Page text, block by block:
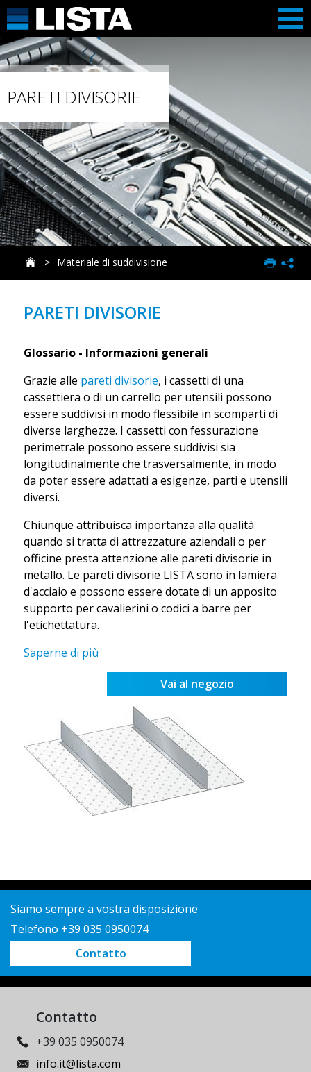
PARETI DIVISORIE
Materiale di suddivisione
PARETI DIVISORIE
Glossario - Informazioni generali
Grazie alle pareti divisorie, i cassetti di una
cassettiera o di un carrello per utensili possono
essere suddivisi in modo flessibile in scomparti di
diverse larghezze. I cassetti con fessurazione
perimetrale possono essere suddivisi sia
longitudinalmente che trasversalmente, in modo
da poter essere adattati a esigenze, parti e utensili
diversi.
Chiunque attribuisca importanza alla qualità
quando si tratta di attrezzature aziendali o per
officine presta attenzione alle pareti divisorie in
metallo. Le pareti divisorie LISTA sono in lamiera
d'acciaio e possono essere dotate di un apposito
supporto per cavalierini o codici a barre per
l'etichettatura.
Saperne di più
Vai al negozio
Siamo sempre a vostra disposizione
Telefono +39 035 0950074
Contatto
Contatto
+39 035 0950074
info.it@lista.com